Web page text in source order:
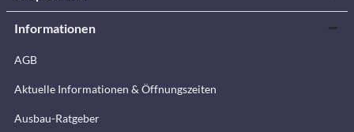
Informationen
AGB
Aktuelle Informationen & Öffnungszeiten
Ausbau-Ratgeber